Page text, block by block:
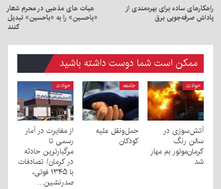
راهکارهای ساده برای بهره‌مندی از
پاداش صرفه‌جویی برق
هیات های مذهبی در محرم شعار
«یاحسین» را به «باحسین» تبدیل
کنند
ممکن است شما دوست داشته باشید
حوادث
آتش‌سوزی در
سالن رنگ
کرمان‌موتور بم مهار
شد
جامعه
حمل‌ونقل علیه
کودکان
حوادث
از مغایرت در آمار
رسمی تا
مرگبارترین حادثه
در کرمان/ تصادفات
با ۱۳۴۵ فوتی،
صدرنشین…